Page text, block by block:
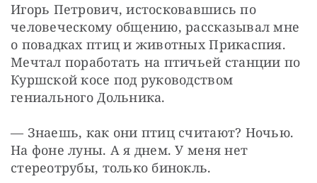
Игорь Петрович, истосковавшись по
человеческому общению, рассказывал мне
о повадках птиц и животных Прикаспия.
Мечтал поработать на птичьей станции по
Куршской косе под руководством
гениального Дольника.
— Знаешь, как они птиц считают? Ночью.
На фоне луны. А я днем. У меня нет
стереотрубы, только бинокль.